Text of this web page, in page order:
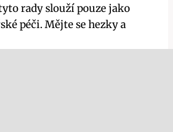
rady slouží pouze jako
péči. Mějte se hezky a